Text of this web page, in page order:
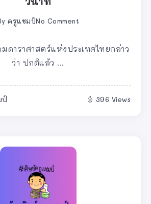
ครูแชมป์No Comment
ดาราศาสตร์แห่งประเทศไทยกล่าว
ว่า ปกติแล้ว ...
ป์ 396 Views